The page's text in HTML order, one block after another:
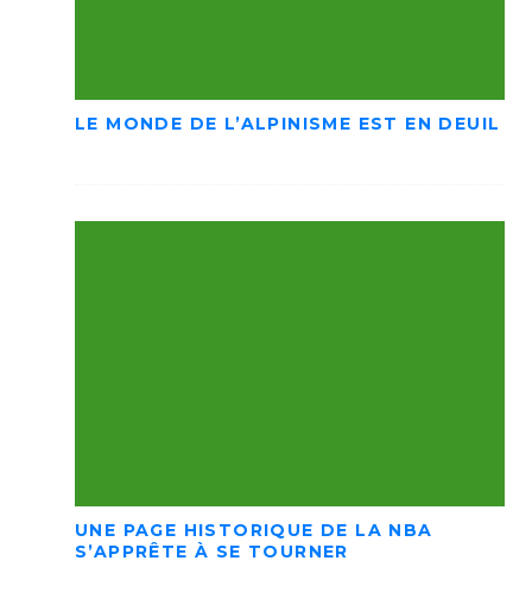
LE MONDE DE L’ALPINISME EST EN DEUIL
UNE PAGE HISTORIQUE DE LA NBA
S’APPRÊTE À SE TOURNER